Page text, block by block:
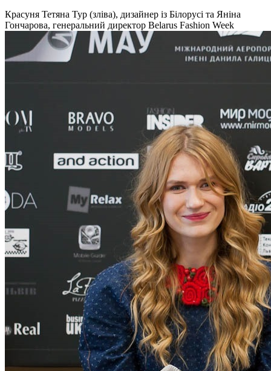
Красуня Тетяна Тур (зліва), дизайнер із Білорусі та Яніна
Гончарова, генеральний директор Belarus Fashion Week